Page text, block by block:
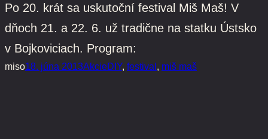
Po 20. krát sa uskutoční festival Miš Maš! V
dňoch 21. a 22. 6. už tradične na statku Ústsko
v Bojkoviciach. Program:
miso18. júna 2013AkcieDIY, festival , miš maš